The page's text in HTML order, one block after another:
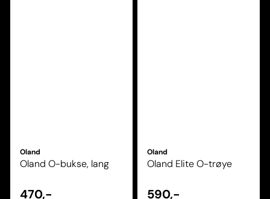
Oland
Oland O-bukse, lang
470,-
Oland
Oland Elite O-trøye
590,-